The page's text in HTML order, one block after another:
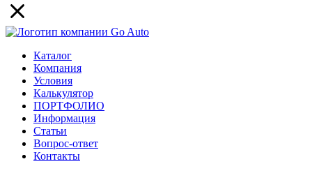
Каталог
Компания
Условия
Калькулятор
ПОРТФОЛИО
Информация
Статьи
Вопрос-ответ
Контакты